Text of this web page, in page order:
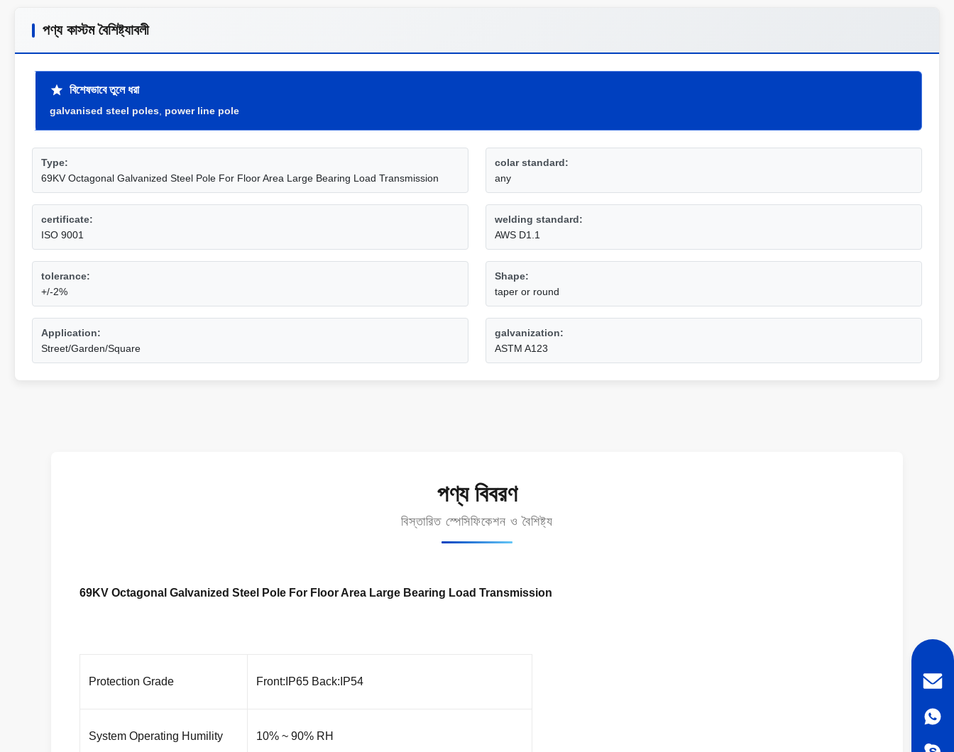
পণ্য কাস্টম বৈশিষ্ট্যাবলী
বিশেষভাবে তুলে ধরা
galvanised steel poles power line pole
Type:
69KV Octagonal Galvanized Steel Pole For Floor Area Large Bearing Load Transmission
colar standard:
any
certificate:
ISO 9001
welding standard:
AWS D1.1
tolerance:
+/-2%
Shape:
taper or round
Application:
Street/Garden/Square
galvanization:
ASTM A123
পণ্য বিবরণ
বিস্তারিত স্পেসিফিকেশন ও বৈশিষ্ট্য
69KV Octagonal Galvanized Steel Pole For Floor Area Large Bearing Load Transmission
Protection Grade Front:IP65 Back:IP54
System Operating Humility 10% ~ 90% RH